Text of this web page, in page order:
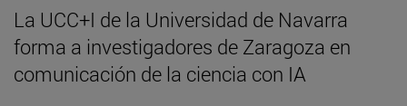
La UCC+I de la Universidad de Navarra
forma a investigadores de Zaragoza en
comunicación de la ciencia con IA